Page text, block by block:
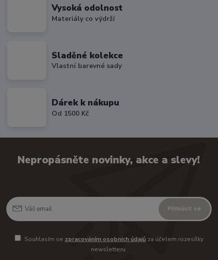
Vysoká odolnost
Materiály co výdrží
Sladěné kolekce
Vlastní barevné sady
Dárek k nákupu
Od 1500 Kč
Nepropásněte novinky, akce a slevy!
Přihlásit se
Souhlasím se zpracováním osobních údajůza účelem rozesílky
newsletteru.